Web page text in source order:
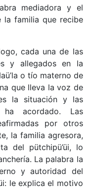
mediadora y el
la familia que recibe
cada una de las
y allegados en la
o tío materno de
que lleva la voz de
la situación y las
acordado. Las
por otros
la familia agresora,
del pütchipü’üi, lo
La palabra la
y autoridad del
le explica el motivo